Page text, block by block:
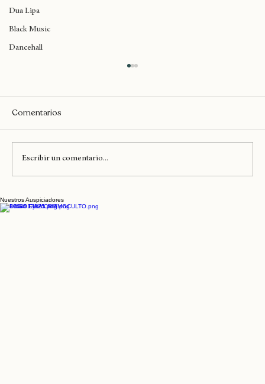
Kali Uchis
Dua Lipa
Black Music
Comentarios
Escribir un comentario...